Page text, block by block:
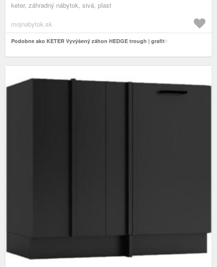
keter, záhradný nábytok, sivá, plast
mojnabytok.sk
Podobne ako KETER Vyvýšený záhon HEDGE trough | grafit